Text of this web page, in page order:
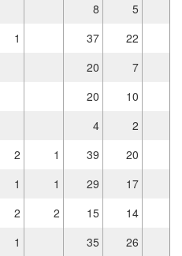
8
5
1 37
22
20
7
20 10
4
2
2 1 39
20
1 1 29 17
2 2 15 14
1 35
26